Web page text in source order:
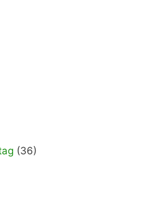
(36)